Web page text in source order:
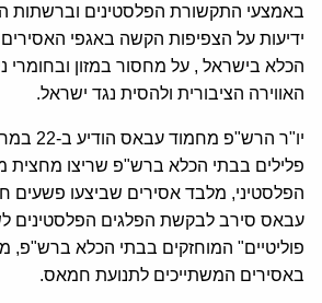
באמצעי התקשורת הפלסטינים וברשתות
ידיעות על הצפיפות הקשה באגפי האסירים
הכלא בישראל , על מחסור במזון ובחומרי
האווירה הציבורית ולהסית נגד ישראל.
יו"ר
פלילים בבתי הכלא ברש"פ שריצו מחצית
הפלסטיני, מלבד אסירים שביצעו פשעים
עבאס סירב לבקשת הפלגים הפלסטינים
פוליטיים" המוחזקים בבתי הכלא ברש"פ,
באסירים המשתייכים לתנועת חמאס.